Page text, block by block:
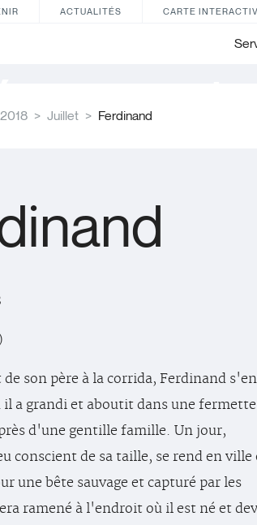
ACTUALITÉS CARTE
2018 Juillet Ferdinand
son père à la corrida, Ferdinand
il a grandi et aboutit dans une fermette
d'une gentille famille. Un jour,
conscient de sa taille, se rend en ville
une bête sauvage et capturé par les
ramené à l'endroit où il est né et